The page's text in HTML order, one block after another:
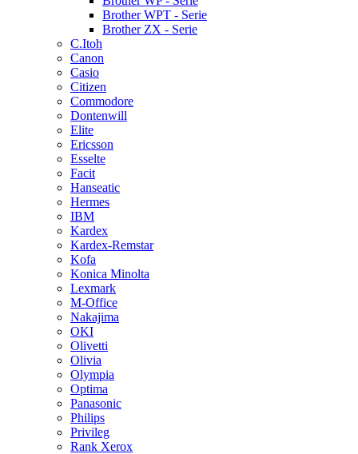
Brother WPT - Serie
Brother ZX - Serie
C.Itoh
Canon
Casio
Citizen
Commodore
Dontenwill
Elite
Ericsson
Esselte
Facit
Hanseatic
Hermes
IBM
Kardex
Kardex-Remstar
Kofa
Konica Minolta
Lexmark
M-Office
Nakajima
OKI
Olivetti
Olivia
Olympia
Optima
Panasonic
Philips
Privileg
Rank Xerox